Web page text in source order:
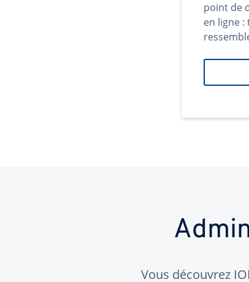
point de
en ligne :
Vous découvrez